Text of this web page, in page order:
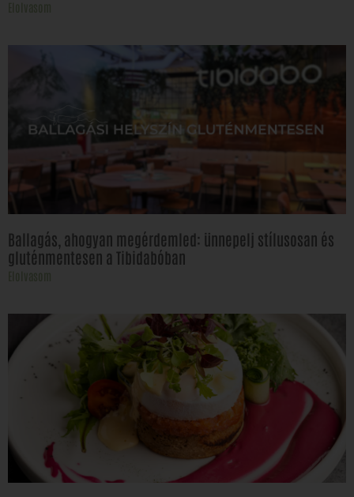
Ballagás, ahogyan megérdemled: ünnepelj stílusosan és
gluténmentesen a Tibidabóban